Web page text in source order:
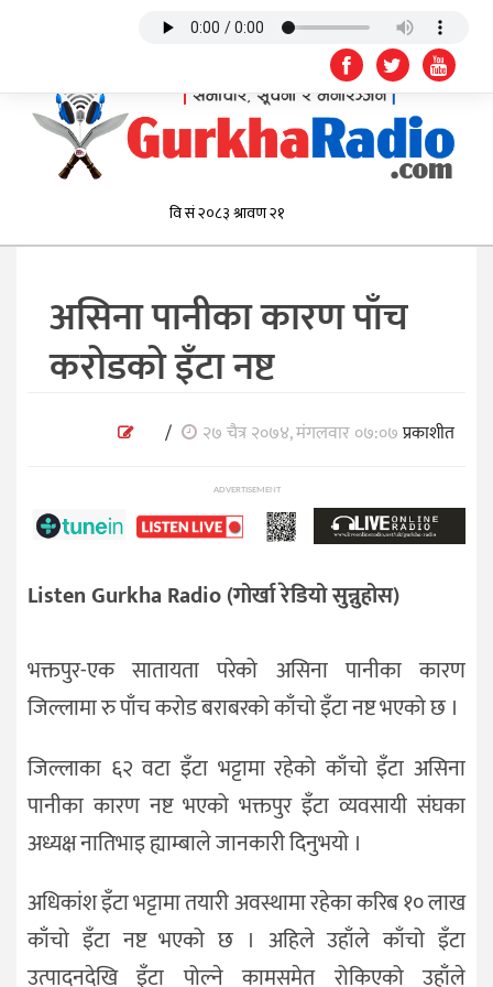
असिना पानीका कारण पाँच
करोडको इँटा नष्ट
/ २७ चैत्र २०७४, मंगलवार ०७:०७प्रकाशीत
ADVERTISEMENT
Listen Gurkha Radio (गोर्खा रेडियो सुन्नुहोस)
भक्तपुर-एक सातायता परेको असिना पानीका कारण
जिल्लामा रु पाँच करोड बराबरको काँचो इँटा नष्ट भएको छ ।
जिल्लाका ६२ वटा इँटा भट्टामा रहेको काँचो इँटा असिना
पानीका कारण नष्ट भएको भक्तपुर इँटा व्यवसायी संघका
अध्यक्ष नातिभाइ ह्याम्बाले जानकारी दिनुभयो ।
अधिकांश इँटा भट्टामा तयारी अवस्थामा रहेका करिब १० लाख
काँचो इँटा नष्ट भएको छ । अहिले उहाँले काँचो इँटा
उत्पादनदेखि इँटा पोल्ने कामसमेत रोकिएको उहाँले